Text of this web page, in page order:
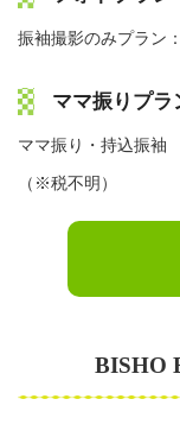
振袖撮影のみプラン
ママ振りプラ
ママ振り・持込振袖
（※税不明）
BISHO